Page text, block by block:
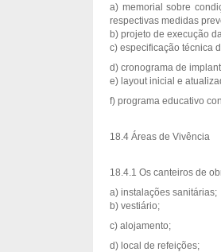
a) memorial sobre
respectivas medidas
b) projeto de execução
c) especificação técnica
d) cronograma de
e) layout inicial e
f) programa educativo
18.4 Áreas de Vivência
18.4.1 Os canteiros de
a) instalações sanitárias;
b) vestiário;
c) alojamento;
d) local de refeições;